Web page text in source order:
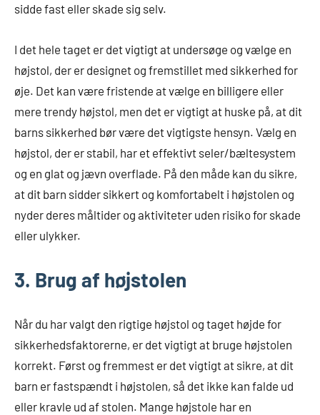
sidde fast eller skade sig selv.
I det hele taget er det vigtigt at undersøge og vælge en
højstol, der er designet og fremstillet med sikkerhed for
øje. Det kan være fristende at vælge en billigere eller
mere trendy højstol, men det er vigtigt at huske på, at dit
barns sikkerhed bør være det vigtigste hensyn. Vælg en
højstol, der er stabil, har et effektivt seler/bæltesystem
og en glat og jævn overflade. På den måde kan du sikre,
at dit barn sidder sikkert og komfortabelt i højstolen og
nyder deres måltider og aktiviteter uden risiko for skade
eller ulykker.
3. Brug af højstolen
Når du har valgt den rigtige højstol og taget højde for
sikkerhedsfaktorerne, er det vigtigt at bruge højstolen
korrekt. Først og fremmest er det vigtigt at sikre, at dit
barn er fastspændt i højstolen, så det ikke kan falde ud
eller kravle ud af stolen. Mange højstole har en